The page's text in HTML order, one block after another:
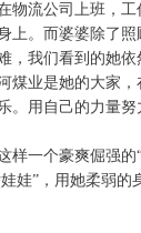
物流公司上班，
上。而婆婆除了
，我们看到的她依
煤业是她的大家
。用自己的力量
一个豪爽倔强的
娃”，用她柔弱的